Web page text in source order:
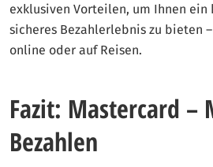
exklusiven Vorteilen, um Ihnen ein
sicheres Bezahlerlebnis zu bieten
online oder auf Reisen.
Fazit: Mastercard –
Bezahlen